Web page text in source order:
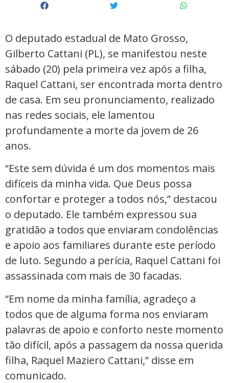
O deputado estadual de Mato Grosso,
Gilberto Cattani (PL), se manifestou neste
sábado (20) pela primeira vez após a filha,
Raquel Cattani, ser encontrada morta dentro
de casa. Em seu pronunciamento, realizado
nas redes sociais, ele lamentou
profundamente a morte da jovem de 26
anos.
“Este sem dúvida é um dos momentos mais
difíceis da minha vida. Que Deus possa
confortar e proteger a todos nós,” destacou
o deputado. Ele também expressou sua
gratidão a todos que enviaram condolências
e apoio aos familiares durante este período
de luto. Segundo a perícia, Raquel Cattani foi
assassinada com mais de 30 facadas.
“Em nome da minha família, agradeço a
todos que de alguma forma nos enviaram
palavras de apoio e conforto neste momento
tão difícil, após a passagem da nossa querida
filha, Raquel Maziero Cattani,” disse em
comunicado.